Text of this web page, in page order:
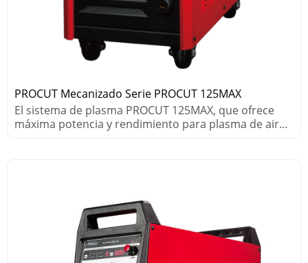
PROCUT Mecanizado Serie PROCUT 125MAX
El sistema de plasma PROCUT 125MAX, que ofrece
máxima potencia y rendimiento para plasma de aire,